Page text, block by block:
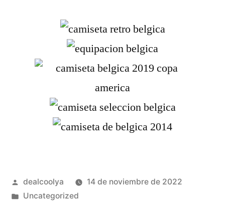
Publicado
por
dealcoolya
14 de noviembre de 2022
Publicado
Uncategorized